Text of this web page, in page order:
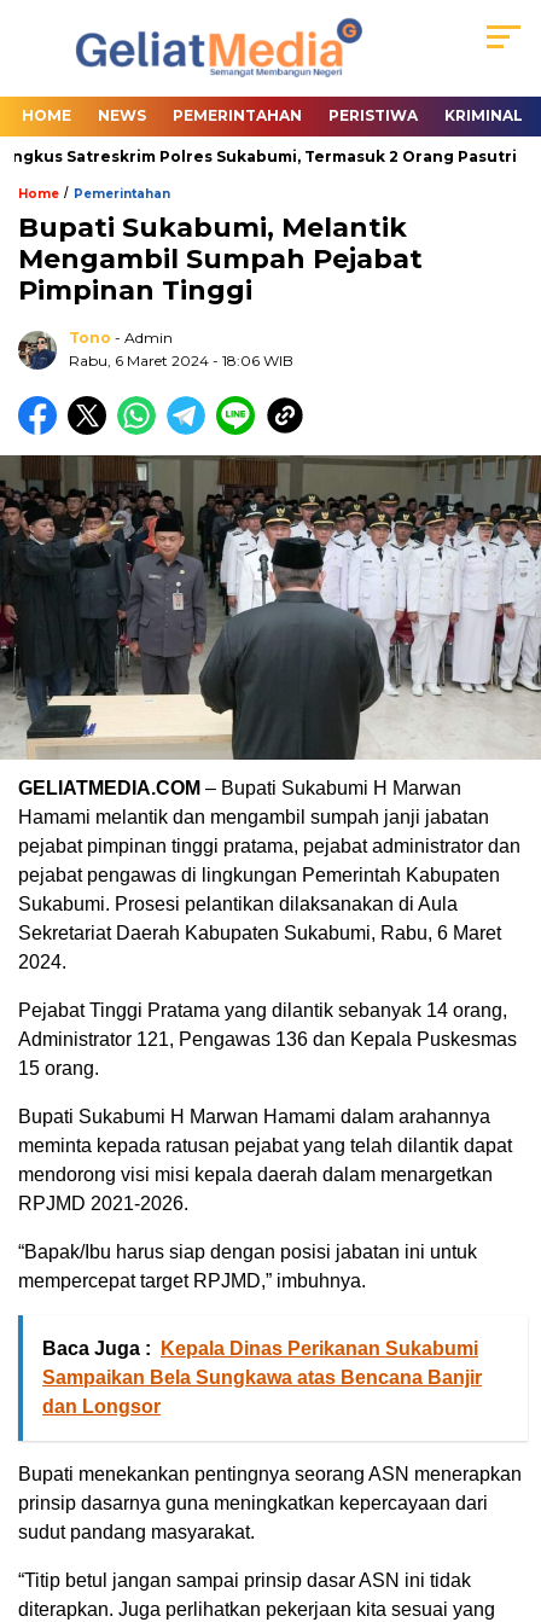
HOME NEWS PEMERINTAHAN PERISTIWA KRIMINAL
Satreskrim Polres Sukabumi, Termasuk 2 Orang Pasutri
Home / Pemerintahan
Bupati Sukabumi, Melantik
Mengambil Sumpah Pejabat
Pimpinan Tinggi
Tono - Admin
Rabu, 6 Maret 2024 - 18:06 WIB
GELIATMEDIA.COM – Bupati Sukabumi H Marwan
Hamami melantik dan mengambil sumpah janji jabatan
pejabat pimpinan tinggi pratama, pejabat administrator dan
pejabat pengawas di lingkungan Pemerintah Kabupaten
Sukabumi. Prosesi pelantikan dilaksanakan di Aula
Sekretariat Daerah Kabupaten Sukabumi, Rabu, 6 Maret
2024.
Pejabat Tinggi Pratama yang dilantik sebanyak 14 orang,
Administrator 121, Pengawas 136 dan Kepala Puskesmas
15 orang.
Bupati Sukabumi H Marwan Hamami dalam arahannya
meminta kepada ratusan pejabat yang telah dilantik dapat
mendorong visi misi kepala daerah dalam menargetkan
RPJMD 2021-2026.
“Bapak/Ibu harus siap dengan posisi jabatan ini untuk
mempercepat target RPJMD,” imbuhnya.
Baca Juga :
Kepala Dinas Perikanan Sukabumi
Sampaikan Bela Sungkawa atas Bencana Banjir
dan Longsor
Bupati menekankan pentingnya seorang ASN menerapkan
prinsip dasarnya guna meningkatkan kepercayaan dari
sudut pandang masyarakat.
“Titip betul jangan sampai prinsip dasar ASN ini tidak
diterapkan. Juga perlihatkan pekerjaan kita sesuai yang